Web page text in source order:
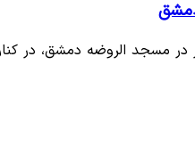
مسجد الروضه دمشق، در